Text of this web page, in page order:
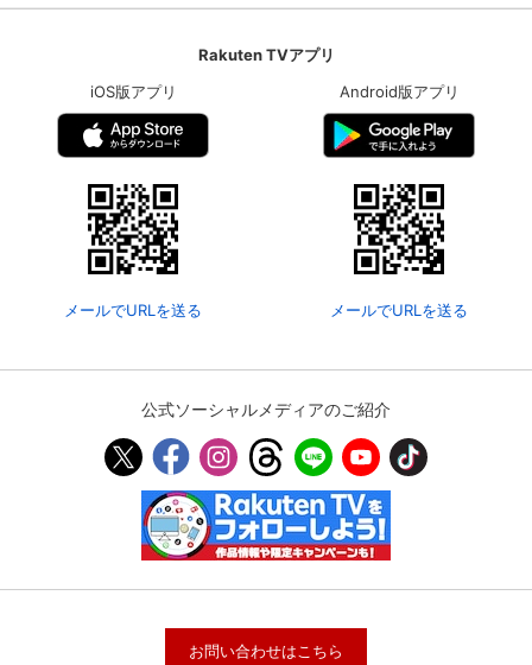
Rakuten TVアプリ
iOS版アプリ
メールでURLを送る
Android版アプリ
メールでURLを送る
公式ソーシャルメディアのご紹介
お問い合わせはこちら